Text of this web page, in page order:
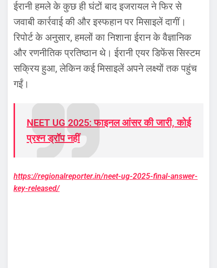
ईरानी हमले के कुछ ही घंटों बाद इजरायल ने फिर से
जवाबी कार्रवाई की और इस्फहान पर मिसाइलें दागीं।
रिपोर्ट के अनुसार, हमलों का निशाना ईरान के वैज्ञानिक
और रणनीतिक प्रतिष्ठान थे। ईरानी एयर डिफेंस सिस्टम
सक्रिय हुआ, लेकिन कई मिसाइलें अपने लक्ष्यों तक पहुंच
गईं।
NEET UG 2025: फाइनल आंसर की जारी, कोई
प्रश्न ड्रॉप नहीं
https://regionalreporter.in/neet-ug-2025-final-answer-
key-released/